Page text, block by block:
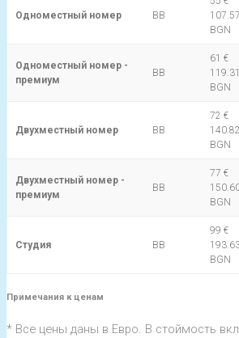
Одноместный номер BB
107.57
BGN
Одноместный номер -
премиум
BB
61 €
119.31
BGN
Двухместный номер BB
72 €
140.82
BGN
Двухместный номер -
премиум
BB
77 €
BGN
Студия BB
99 €
BGN
Примечания к ценам
* Все цены даны в Евро. В стоймость